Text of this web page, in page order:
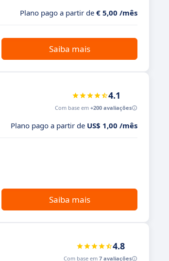
Plano pago a partir de € 5,00 /mês
Saiba mais
4.1
Com base em +200 avaliações
Plano pago a partir de US$ 1,00 /mês
Saiba mais
4.8
Com base em 7 avaliações